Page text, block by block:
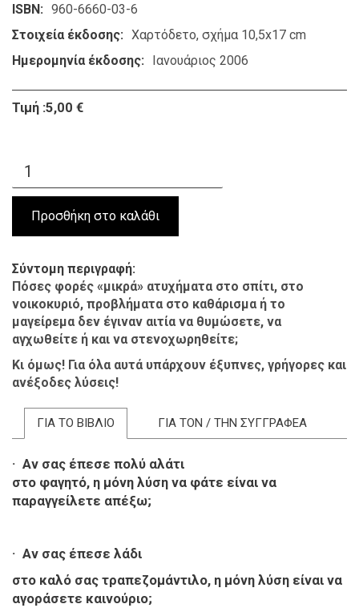
ISBN
960-6660-03-6
Στοιχεία έκδοσης
Χαρτόδετο, σχήμα 10,5x17 cm
Ημερομηνία έκδοσης
Ιανουάριος 2006
Τιμή :5,00 €
Σύντομη περιγραφή
Πόσες φορές «μικρά» ατυχήματα στο σπίτι, στο
νοικοκυριό, προβλήματα στο καθάρισμα ή το
μαγείρεμα δεν έγιναν αιτία να θυμώσετε, να
αγχωθείτε ή και να στενοχωρηθείτε;
Κι όμως! Για όλα αυτά υπάρχουν έξυπνες, γρήγορες και
ανέξοδες λύσεις!
ΓΙΑ ΤΟ ΒΙΒΛΙΟ ΓΙΑ ΤΟΝ / ΤΗΝ ΣΥΓΓΡΑΦΕΑ
· Αν σας έπεσε πολύ αλάτι
στο φαγητό, η μόνη λύση να φάτε είναι να
παραγγείλετε απέξω;
· Αν σας έπεσε λάδι
στο καλό σας τραπεζομάντιλο, η μόνη λύση είναι να
αγοράσετε καινούριο;